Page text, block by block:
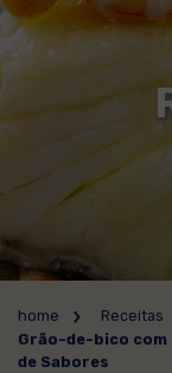
home
Receitas
Grão-de-bico com
de Sabores